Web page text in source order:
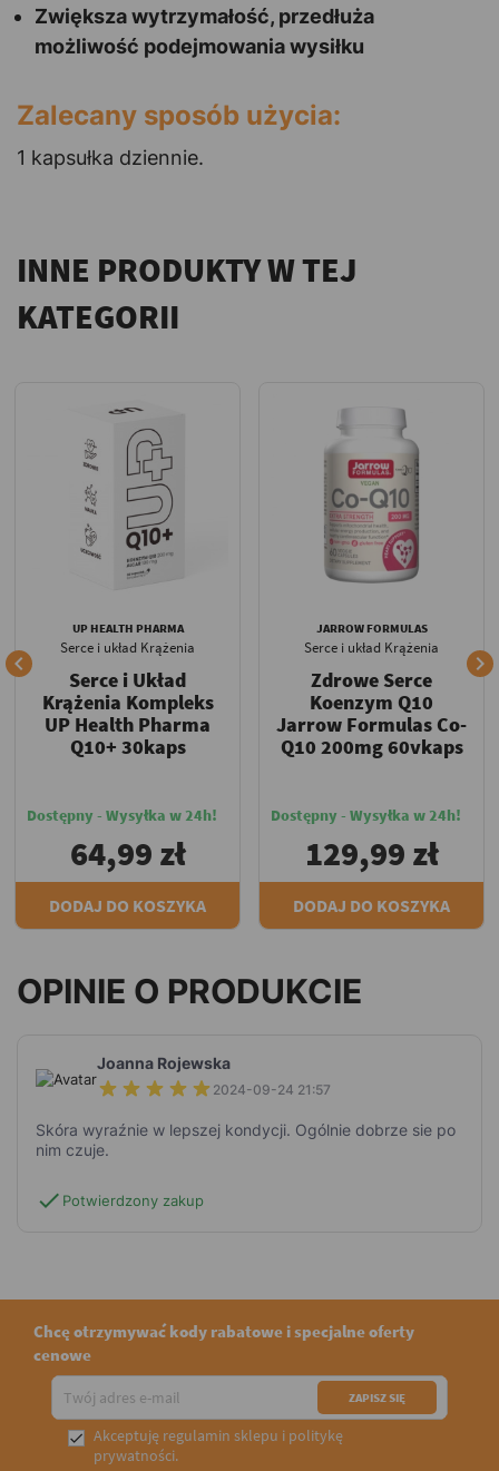
Zwiększa wytrzymałość, przedłuża
możliwość podejmowania wysiłku
Zalecany sposób użycia:
1 kapsułka dziennie.
INNE PRODUKTY W TEJ
KATEGORII

UP HEALTH PHARMA
Serce i układ Krążenia
Serce i Układ
Krążenia Kompleks
UP Health Pharma
Q10+ 30kaps
Dostępny - Wysyłka w 24h!
64,99 zł
DODAJ DO KOSZYKA
JARROW FORMULAS
Serce i układ Krążenia
Zdrowe Serce
Koenzym Q10
Jarrow Formulas Co-
Q10 200mg 60vkaps
Dostępny - Wysyłka w 24h!
129,99 zł
DODAJ DO KOSZYKA

OPINIE O PRODUKCIE
Joanna Rojewska
2024-09-24 21:57
Skóra wyraźnie w lepszej kondycji. Ogólnie dobrze sie po
nim czuje.
check Potwierdzony zakup
Chcę otrzymywać kody rabatowe i specjalne oferty
cenowe
 Akceptuję regulamin sklepu i politykę
prywatności.